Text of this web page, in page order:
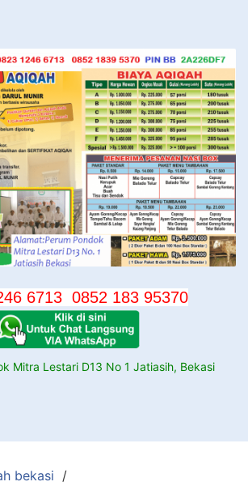
6713 0852 183 95370
Mitra Lestari D13 No 1 Jatiasih, Bekasi
bekasi